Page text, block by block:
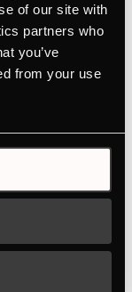
of our site with
partners who
you’ve
from your use